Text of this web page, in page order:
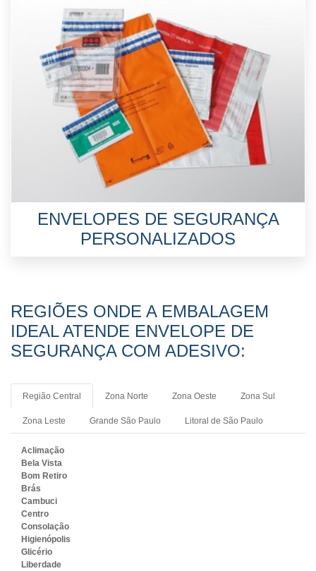
ENVELOPES DE SEGURANÇA
PERSONALIZADOS
REGIÕES ONDE A EMBALAGEM
IDEAL ATENDE ENVELOPE DE
SEGURANÇA COM ADESIVO:
Região Central Zona Norte Zona Oeste Zona Sul
Zona Leste Grande São Paulo Litoral de São Paulo
Aclimação
Bela Vista
Bom Retiro
Brás
Cambuci
Centro
Consolação
Higienópolis
Glicério
Liberdade